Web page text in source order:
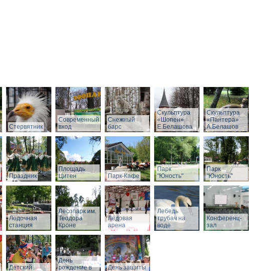
Стервятник
Современный
вход
Снежный
барс
Скульптура
«Шопен»
Е.Белашова
Скульптура
«Пантера»
А.Белашов
Праздник
Площадь
Цитен
Парк-Кафе
Парк
"Юность"
Парк
"Юность"
Лодочная
станция
Лесопарк им.
Теодора
Кроне
Ледовая
арена
Лебедь
трубач на
воде
Конференц-
зал
Детский
День
рождение в
День защиты